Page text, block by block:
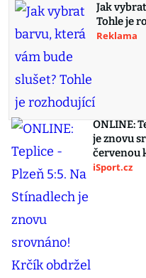
Jak
Tohle je
Reklama
ONLINE:
je znovu
červenou
iSport.cz